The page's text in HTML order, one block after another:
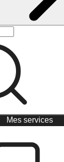
Mes services